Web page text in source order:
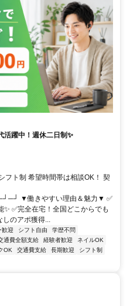
活躍中！週休二日制✨
フト制 希望時間帯は相談OK！ 契
▼働きやすい理由＆魅力▼ ✅
✅完全在宅！全国どこからでも
しのアポ獲得...
歓迎 シフト自由
学歴不問
通費全額支給 経験者歓迎
ネイルOK
OK 交通費支給 長期歓迎
シフト制